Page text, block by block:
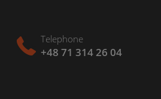
Telephone
+48 71 314 26 04